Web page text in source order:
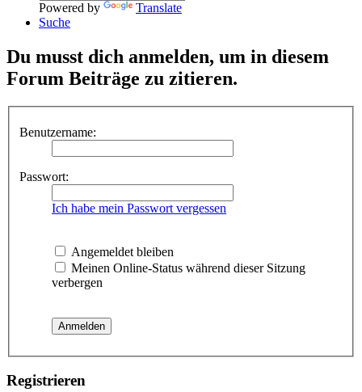
Powered by
Translate
Suche
Du musst dich anmelden, um in diesem
Forum Beiträge zu zitieren.
Benutzername:
Passwort:
Ich habe mein Passwort vergessen
Angemeldet bleiben
Meinen Online-Status während dieser Sitzung
verbergen
Registrieren